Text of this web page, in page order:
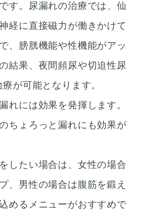
す。尿漏れの治療では、仙
経に直接磁力が働きかけて
、膀胱機能や性機能がアッ
結果、夜間頻尿や切迫性尿
が可能となります。
れには効果を発揮します。
ちょろっと漏れにも効果が
したい場合は、女性の場合
、男性の場合は腹筋を鍛え
めるメニューがおすすめで